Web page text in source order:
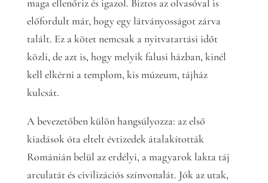
maga ellenőriz és igazol. Biztos az olvasóval is
előfordult már, hogy egy látványosságot zárva
talált. Ez a kötet nemcsak a nyitvatartási időt
közli, de azt is, hogy melyik falusi házban, kinél
kell elkérni a templom, kis múzeum, tájház
kulcsát.
A bevezetőben külön hangsúlyozza: az első
kiadások óta eltelt évtizedek átalakították
Románián belül az erdélyi, a magyarok lakta táj
arculatát és civilizációs színvonalát. Jók az utak,